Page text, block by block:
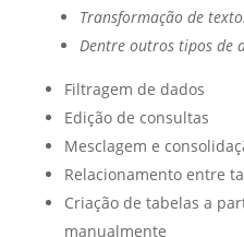
Transformação de
Dentre outros tipos de
Filtragem de dados
Edição de consultas
Mesclagem e
Relacionamento entre
Criação de tabelas a
manualmente